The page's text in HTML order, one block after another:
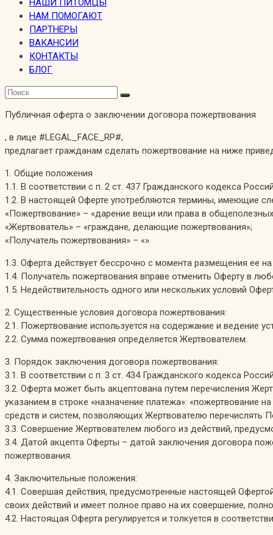
НАШИ ПИТОМЦЫ
НАМ ПОМОГАЮТ
ПАРТНЕРЫ
ВАКАНСИИ
КОНТАКТЫ
БЛОГ
Публичная оферта о заключении договора пожертвования
, в лице #LEGAL_FACE_RP#,
предлагает гражданам сделать пожертвование на ниже
1. Общие положения
1.1. В соответствии с п. 2 ст. 437 Гражданского кодекса
1.2. В настоящей Оферте употребляются термины, имеющие
«Пожертвование» – «дарение вещи или права в
«Жертвователь» – «граждане, делающие пожертвования»;
«Получатель пожертвования» – «».
1.3. Оферта действует бессрочно с момента размещения ее
1.4. Получатель пожертвования вправе отменить Оферту в
1.5. Недействительность одного или нескольких условий
2. Существенные условия договора пожертвования:
2.1. Пожертвование используется на содержание и ведение
2.2. Сумма пожертвования определяется Жертвователем.
3. Порядок заключения договора пожертвования:
3.1. В соответствии с п. 3 ст. 434 Гражданского кодекса
3.2. Оферта может быть акцептована путем перечисления
указанием в строке «назначение платежа»: «пожертвование
средств и систем, позволяющих Жертвователю перечислять
3.3. Совершение Жертвователем любого из действий,
3.4. Датой акцепта Оферты – датой заключения договора
пожертвования.
4. Заключительные положения:
4.1. Совершая действия, предусмотренные настоящей
своих действий и имеет полное право на их совершение,
4.2. Настоящая Оферта регулируется и толкуется в